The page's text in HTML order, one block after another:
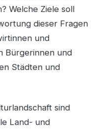
Welche Ziele soll
dieser Fragen
und
Bürgerinnen und
Städten und
sind
Land- und